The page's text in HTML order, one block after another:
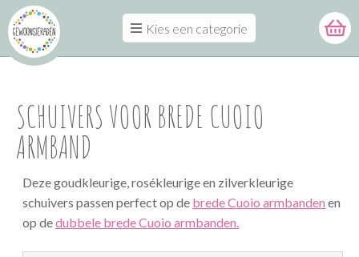
Kies een categorie
SCHUIVERS VOOR BREDE CUOIO
ARMBAND
Deze goudkleurige, rosékleurige en zilverkleurige
schuivers passen perfect op de brede Cuoio armbanden en
op dedubbele brede Cuoio armbanden.